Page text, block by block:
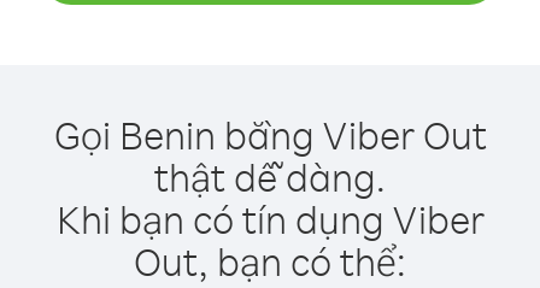
Gọi Benin bằng Viber Out
thật dễ dàng.
Khi bạn có tín dụng Viber
Out, bạn có thể: